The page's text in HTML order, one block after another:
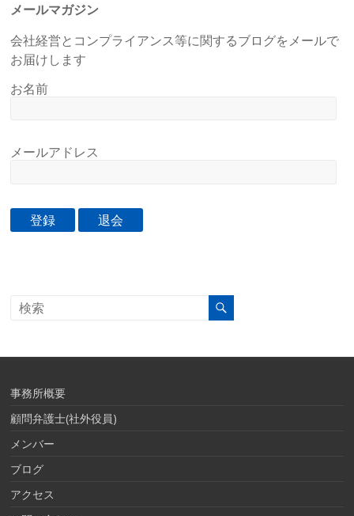
メールマガジン
会社経営とコンプライアンス等に関するブログをメールで
お届けします
お名前
メールアドレス
事務所概要
顧問弁護士(社外役員)
メンバー
ブログ
アクセス